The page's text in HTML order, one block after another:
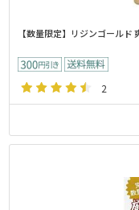
【数量限定】リジンゴールド
2